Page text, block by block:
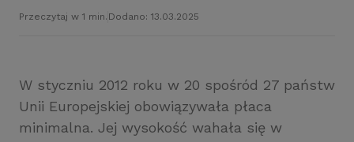
Przeczytaj w 1 min. Dodano: 13.03.2025
W styczniu 2012 roku w 20 spośród 27 państw
Unii Europejskiej obowiązywała płaca
minimalna. Jej wysokość wahała się w